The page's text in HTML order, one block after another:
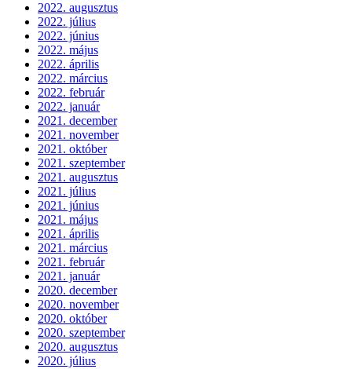
2022. augusztus
2022. július
2022. június
2022. május
2022. április
2022. március
2022. február
2022. január
2021. december
2021. november
2021. október
2021. szeptember
2021. augusztus
2021. július
2021. június
2021. május
2021. április
2021. március
2021. február
2021. január
2020. december
2020. november
2020. október
2020. szeptember
2020. augusztus
2020. július